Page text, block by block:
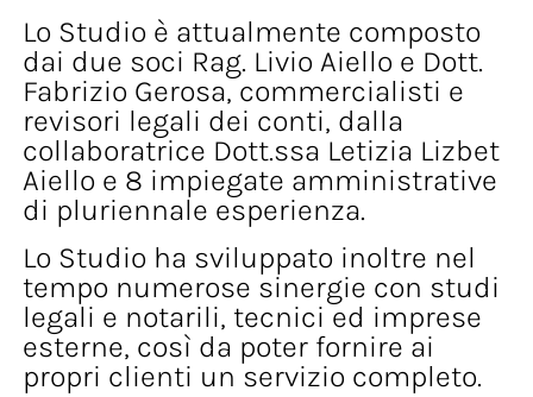
Lo Studio è attualmente composto
dai due soci Rag. Livio Aiello e Dott.
Fabrizio Gerosa, commercialisti e
revisori legali dei conti, dalla
collaboratrice Dott.ssa Letizia Lizbet
Aiello e 8 impiegate amministrative
di pluriennale esperienza.
Lo Studio ha sviluppato inoltre nel
tempo numerose sinergie con studi
legali e notarili, tecnici ed imprese
esterne, così da poter fornire ai
propri clienti un servizio completo.